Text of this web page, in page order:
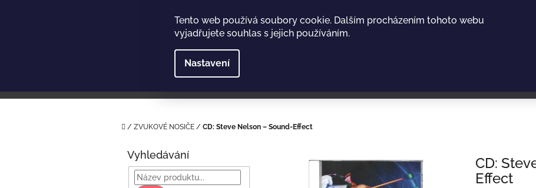
Tento web používá soubory cookie. Dalším procházením tohoto webu
vyjadřujete souhlas s jejich používáním.
Nastavení
Domů
/ ZVUKOVÉ NOSIČE / CD: Steve Nelson – Sound-Effect
Vyhledávání
CD:
Effect